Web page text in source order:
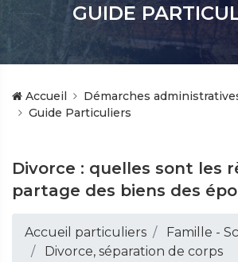
GUIDE
Accueil
Démarches
Guide Particuliers
Divorce : quelles sont les
partage des biens des
Accueil particuliers
Famille -
Divorce, séparation de corps